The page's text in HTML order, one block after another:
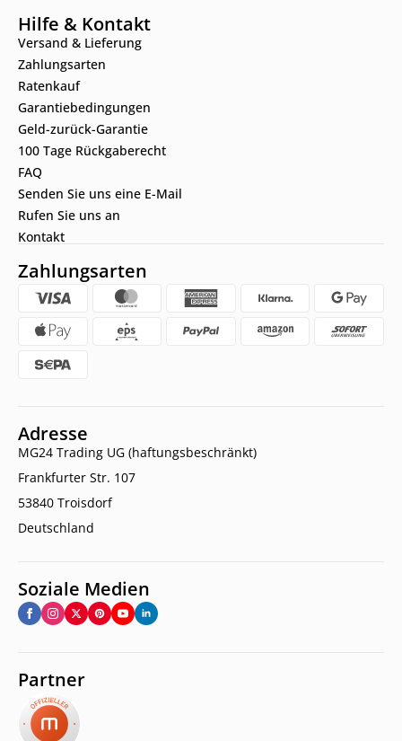
Hilfe & Kontakt
Versand & Lieferung
Zahlungsarten
Ratenkauf
Garantiebedingungen
Geld-zurück-Garantie
100 Tage Rückgaberecht
FAQ
Senden Sie uns eine E-Mail
Rufen Sie uns an
Kontakt
Zahlungsarten
Adresse
MG24 Trading UG (haftungsbeschränkt)
Frankfurter Str. 107
53840 Troisdorf
Deutschland
Soziale Medien
Partner